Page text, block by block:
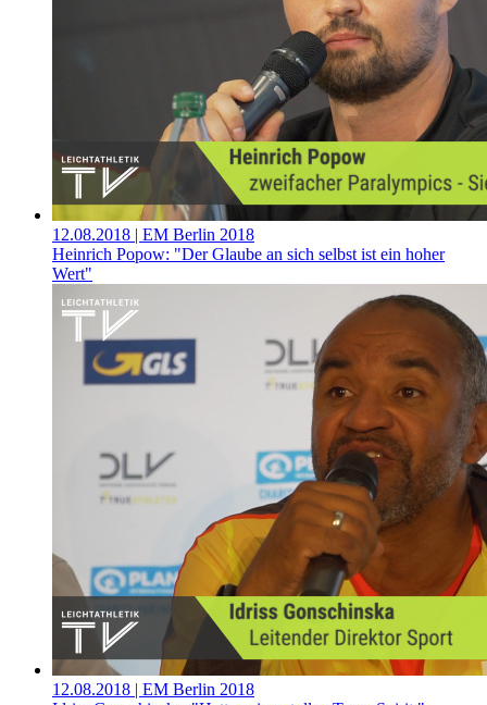
12.08.2018 | EM Berlin 2018
Heinrich Popow: "Der Glaube an sich selbst ist ein hoher
Wert"
12.08.2018 | EM Berlin 2018